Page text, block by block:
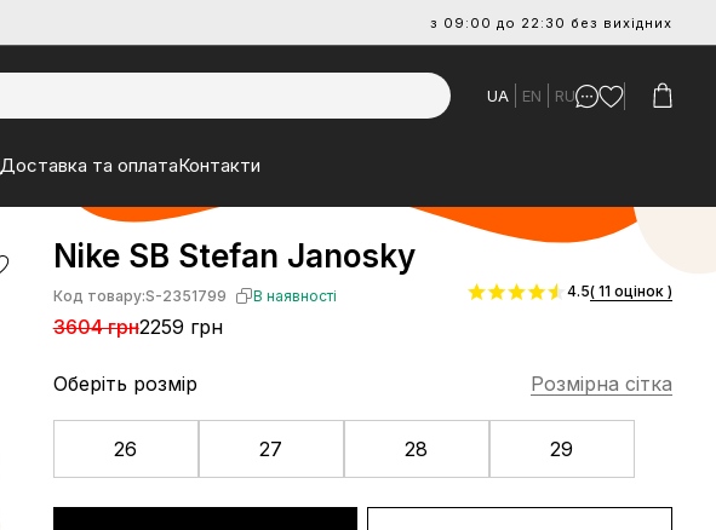
з 09:00 до 22:30 без вихідних
UA EN RU
Доставка та оплатаКонтакти
Nike SB Stefan Janosky
Код товару:S-2351799 В наявності
3604 грн2259 грн
4.5( 11 оцінок )
Оберіть розмір Розмірна сітка
26 27 28 29